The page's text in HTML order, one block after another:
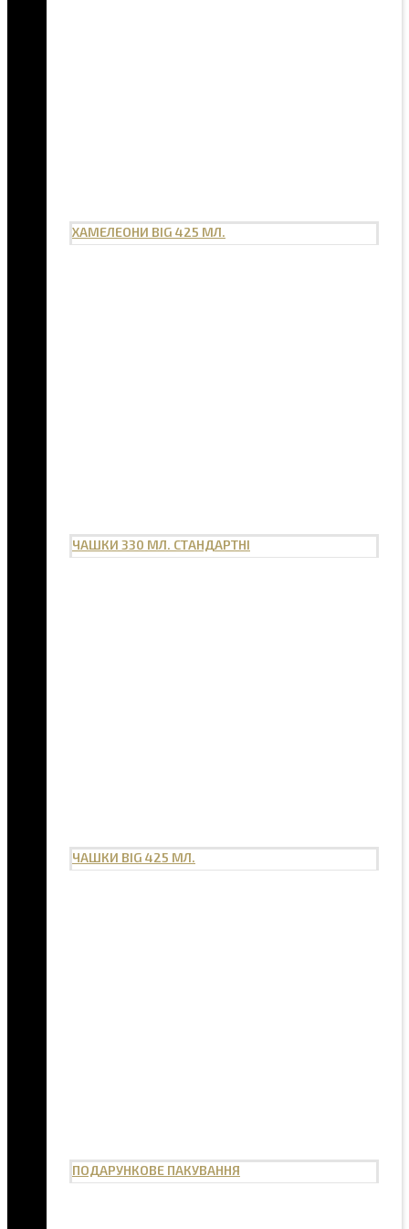
ХАМЕЛЕОНИ BIG 425 МЛ.
ЧАШКИ 330 МЛ. СТАНДАРТНІ
ЧАШКИ BIG 425 МЛ.
ПОДАРУНКОВЕ ПАКУВАННЯ